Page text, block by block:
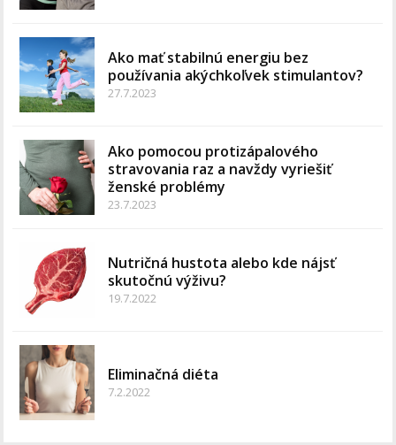
Ako mať stabilnú energiu bez
používania akýchkoľvek stimulantov?
27.7.2023
Ako pomocou protizápalového
stravovania raz a navždy vyriešiť
ženské problémy
23.7.2023
Nutričná hustota alebo kde nájsť
skutočnú výživu?
19.7.2022
Eliminačná diéta
7.2.2022